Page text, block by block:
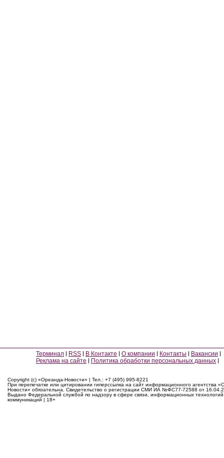
Терминал RSS В Контакте О компании Контакты
Вакансии
Реклама на сайте
Политика обработки персональных данных
Copyright (c) «Ореанда-Новости» | Тел.: +7 (495) 995-8221
При перепечатке или цитировании гиперссылка на сайт информационного агентства
Новости» обязательна. Свидетельство о регистрации СМИ ИА №ФС77-72588 от
Выдано Федеральной службой по надзору в сфере связи, информационных
коммуникаций | 18+